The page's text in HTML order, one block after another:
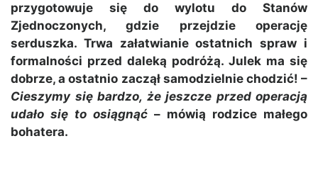
przygotowuje się do wylotu do Stanów
Zjednoczonych, gdzie przejdzie operację
serduszka. Trwa załatwianie ostatnich spraw i
formalności przed daleką podróżą. Julek ma się
dobrze, a ostatnio zaczął samodzielnie chodzić! –
Cieszymy się bardzo, że jeszcze przed operacją
udało się to osiągnąć – mówią rodzice małego
bohatera.